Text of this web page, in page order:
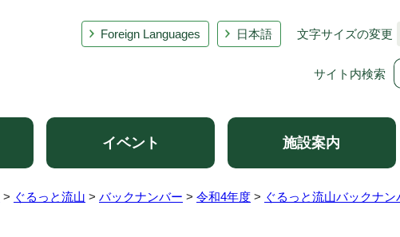
Foreign Languages 日本語 文字サイズの変更
サイト内検索
イベント 施設案内
> ぐるっと流山 > バックナンバー > 令和4年度 > ぐるっと流山バックナ